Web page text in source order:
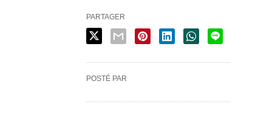
PARTAGER
POSTÉ PAR